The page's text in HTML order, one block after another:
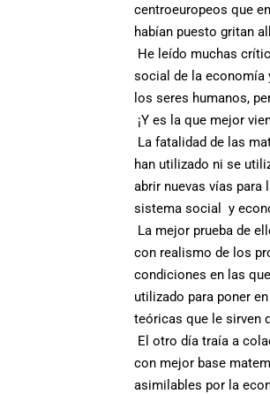
centroeuropeos que
habían puesto gritan
He leído muchas
social de la economía
los seres humanos,
¡Y es la que mejor
La fatalidad de las
han utilizado ni se
abrir nuevas vías
sistema social y
La mejor prueba de
con realismo de los
condiciones en las
utilizado para poner
teóricas que le sirven
El otro día traía a
con mejor base
asimilables por la